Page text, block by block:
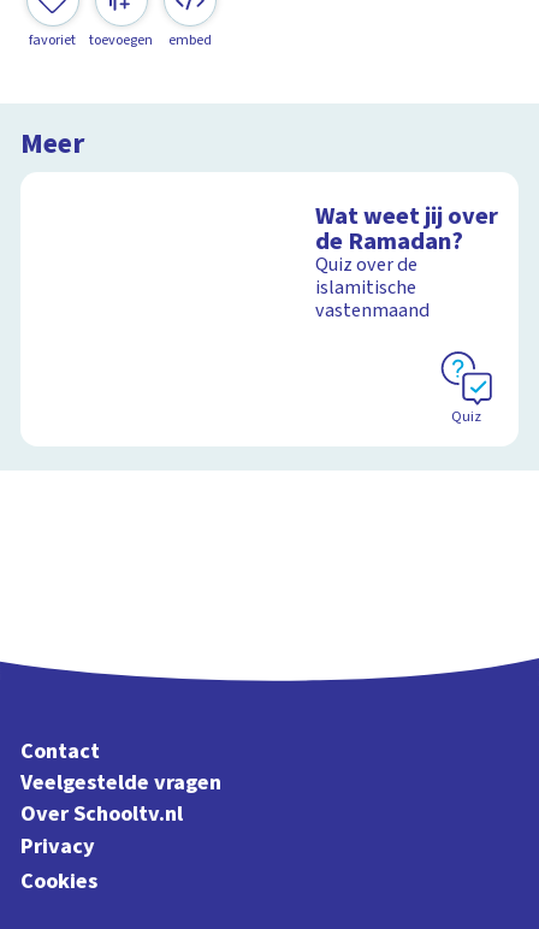
favoriet toevoegen embed
Meer
Wat weet jij over
de Ramadan?
Quiz over de
islamitische
vastenmaand
Quiz
Contact
Veelgestelde vragen
Over Schooltv.nl
Privacy
Cookies